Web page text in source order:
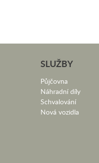
SLUŽBY
Půjčovna
Náhradní díly
Schvalování
Nová vozidla